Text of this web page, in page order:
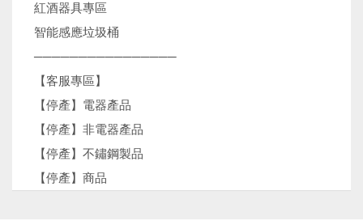
紅酒器具專區
智能感應垃圾桶
────────────────
【客服專區】
【停產】電器產品
【停產】非電器產品
【停產】不鏽鋼製品
【停產】商品